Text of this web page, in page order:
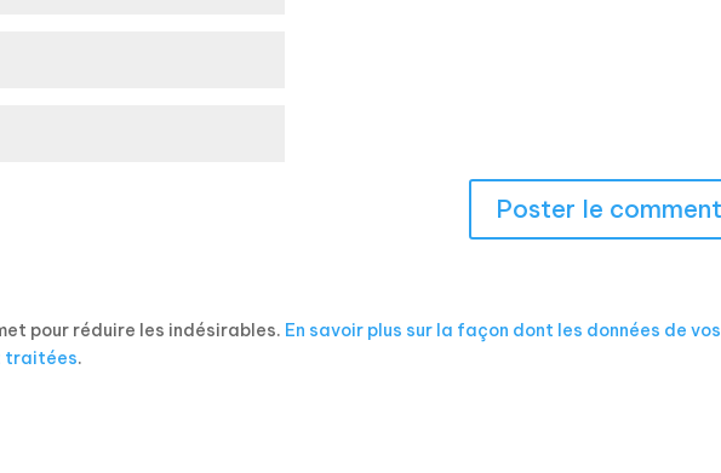
pour réduire les indésirables. En savoir plus sur la façon dont les données de vos
traitées.